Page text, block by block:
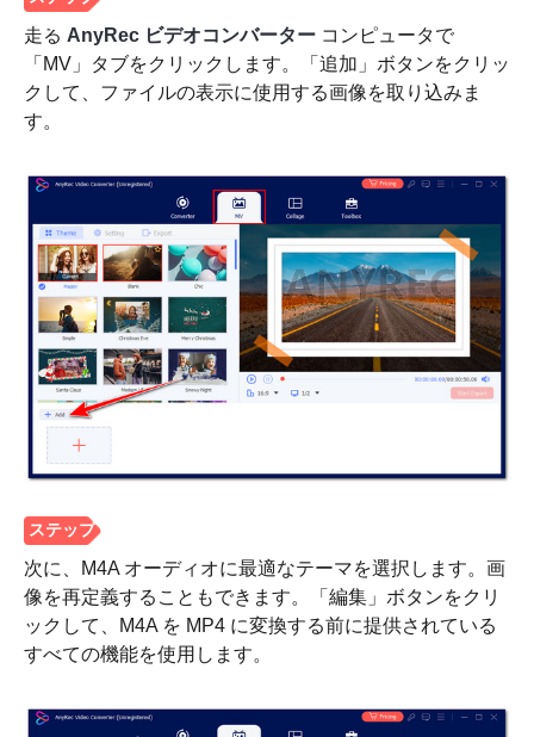
走る AnyRec ビデオコンバーター コンピュータで
「MV」タブをクリックします。「追加」ボタンをクリッ
クして、ファイルの表示に使用する画像を取り込みま
す。
次に、M4A オーディオに最適なテーマを選択します。画
像を再定義することもできます。「編集」ボタンをクリ
ックして、M4A を MP4 に変換する前に提供されている
すべての機能を使用します。